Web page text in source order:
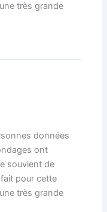
très grande
données
ont
souvient de
pour cette
très grande